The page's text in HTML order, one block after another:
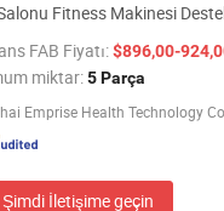
Fitness Makinesi
Sürücüsü Vücut Geliştirme için
FAB Fiyatı:$896,00-
miktar:5 Parça
Emprise Health Technology
Şimdi İletişime geçin